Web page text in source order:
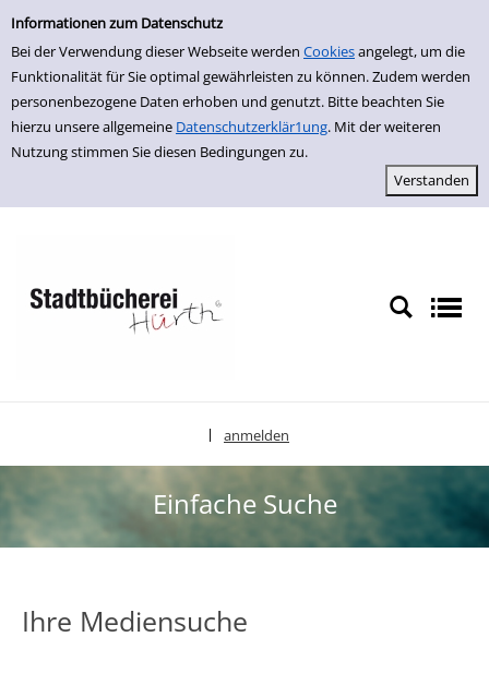
Einfache Suche
Informationen zum Datenschutz
Bei der Verwendung dieser Webseite werden Cookiesangelegt, um die
Funktionalität für Sie optimal gewährleisten zu können. Zudem werden
personenbezogene Daten erhoben und genutzt. Bitte beachten Sie
hierzu unsere allgemeine Datenschutzerklär1ung. Mit der weiteren
Nutzung stimmen Sie diesen Bedingungen zu.
zur Navigation springen
zum Inhalt springen
Zur Detailanzeige springen
anmelden
Einfache Suche
Ihre Mediensuche